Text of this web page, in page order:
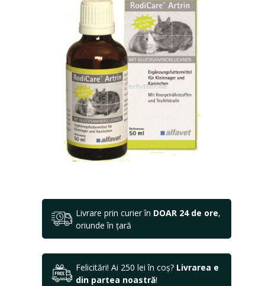
Livrare prin curier în DOAR 24 de ore,
oriunde în țară
Felicitări! Ai 250 lei în coș? Livrarea e
din partea noastră!